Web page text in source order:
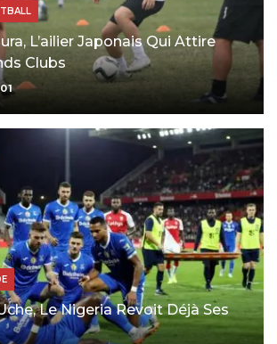
L’ailier Japonais Qui Attire
Clubs
Le Nigeria Revoit Déjà Ses